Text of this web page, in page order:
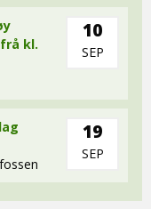
kl.
10
SEP
19
SEP